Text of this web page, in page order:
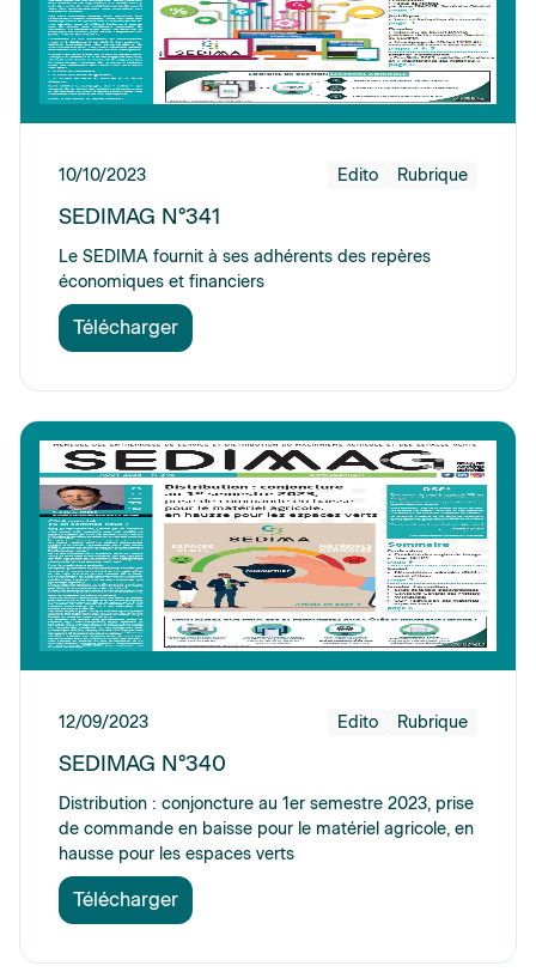
10/10/2023 Edito Rubrique
SEDIMAG N°341
Le SEDIMA fournit à ses adhérents des repères
économiques et financiers
Télécharger
12/09/2023 Edito Rubrique
SEDIMAG N°340
Distribution : conjoncture au 1er semestre 2023, prise
de commande en baisse pour le matériel agricole, en
hausse pour les espaces verts
Télécharger